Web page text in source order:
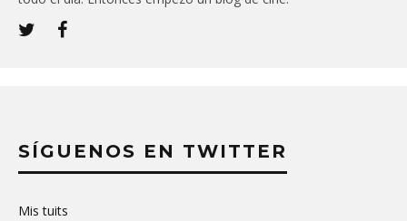
SÍGUENOS EN TWITTER
Mis tuits